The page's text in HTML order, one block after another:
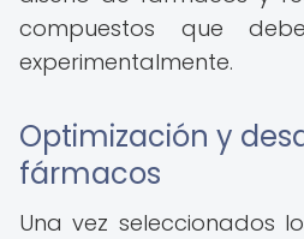
compuestos que
experimentalmente.
Optimización y
fármacos
Una vez seleccionados